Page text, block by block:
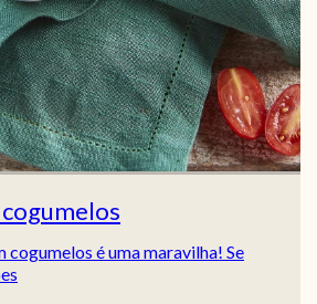
cogumelos é uma maravilha! Se